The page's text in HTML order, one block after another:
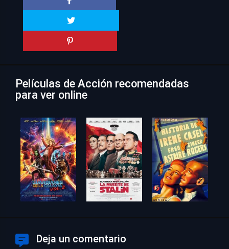
Películas de Acción recomendadas
para ver online
Deja un comentario